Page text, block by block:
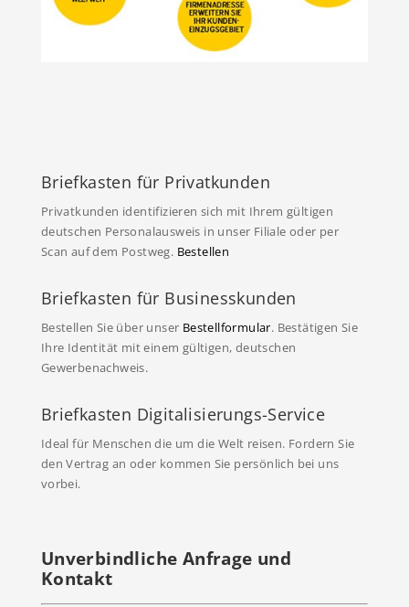
Briefkasten für Privatkunden
Privatkunden identifizieren sich mit Ihrem gültigen
deutschen Personalausweis in unser Filiale oder per
Scan auf dem Postweg. Bestellen
Briefkasten für Businesskunden
Bestellen Sie über unser Bestellformular. Bestätigen Sie
Ihre Identität mit einem gültigen, deutschen
Gewerbenachweis.
Briefkasten Digitalisierungs-Service
Ideal für Menschen die um die Welt reisen. Fordern Sie
den Vertrag an oder kommen Sie persönlich bei uns
vorbei.
Unverbindliche Anfrage und
Kontakt